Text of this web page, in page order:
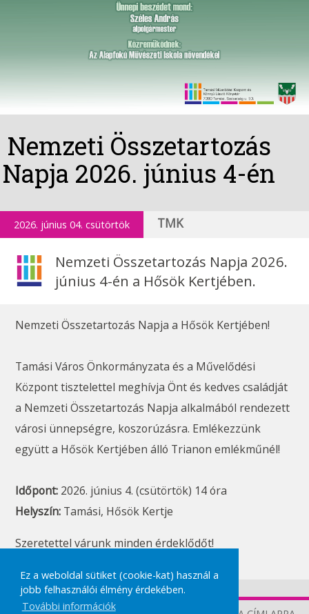
Ez a weboldal sütiket (cookie-kat) használ a
jobb felhasználói élmény érdekében.
További információk
Nemzeti Összetartozás
Napja 2026. június 4-én
2026. június 04. csütörtök TMK
Nemzeti Összetartozás Napja 2026.
június 4-én a Hősök Kertjében.
Nemzeti Összetartozás Napja a Hősök Kertjében!
Tamási Város Önkormányzata és a Művelődési
Központ tisztelettel meghívja Önt és kedves családját
a Nemzeti Összetartozás Napja alkalmából rendezett
városi ünnepségre, koszorúzásra. Emlékezzünk
együtt a Hősök Kertjében álló Trianon emlékműnél!
Időpont: 2026. június 4. (csütörtök) 14 óra
Helyszín: Tamási, Hősök Kertje
Szeretettel várunk minden érdeklődőt!